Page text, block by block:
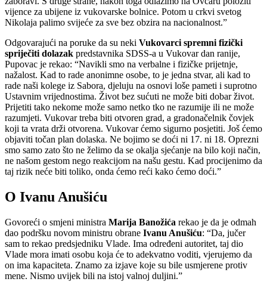
vijence za ubijene iz vukovarske bolnice. Potom u crkvi svetog
Nikolaja palimo svijeće za sve bez obzira na nacionalnost.”
Odgovarajući na poruke da su neki Vukovarci spremni fizički
spriječiti dolazak predstavnika SDSS-a u Vukovar dan ranije,
Pupovac je rekao: “Navikli smo na verbalne i fizičke prijetnje,
nažalost. Kad to rade anonimne osobe, to je jedna stvar, ali kad to
rade naši kolege iz Sabora, djeluju na osnovi loše pameti i suprotno
Ustavnim vrijednostima. Život bez sućuti ne može biti dobar život.
Prijetiti tako nekome može samo netko tko ne razumije ili ne može
razumjeti. Vukovar treba biti otvoren grad, a gradonačelnik čovjek
koji ta vrata drži otvorena. Vukovar ćemo sigurno posjetiti. Još ćemo
objaviti točan plan dolaska. Ne bojimo se doći ni 17. ni 18. Oprezni
smo samo zato što ne želimo da se okalja sjećanje na bilo koji način,
ne našom gestom nego reakcijom na našu gestu. Kad procijenimo da
taj rizik neće biti toliko, onda ćemo reći kako ćemo doći.”
O Ivanu Anušiću
Govoreći o smjeni ministra Marija Banožića rekao je da je odmah
dao podršku novom ministru obrane Ivanu Anušiću: “Da, jučer
sam to rekao predsjedniku Vlade. Ima određeni autoritet, taj dio
Vlade mora imati osobu koja će to adekvatno voditi, vjerujemo da
on ima kapaciteta. Znamo za izjave koje su bile usmjerene protiv
mene. Nismo uvijek bili na istoj valnoj duljini.”